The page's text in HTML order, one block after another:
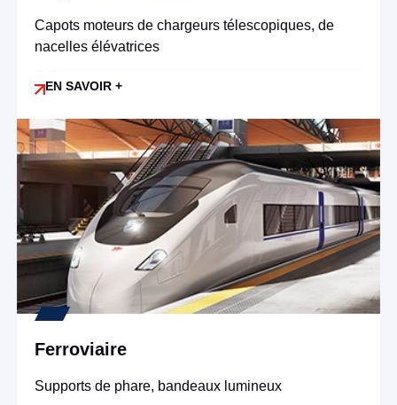
Capots moteurs de chargeurs télescopiques, de
nacelles élévatrices
EN SAVOIR +
Ferroviaire
Supports de phare, bandeaux lumineux